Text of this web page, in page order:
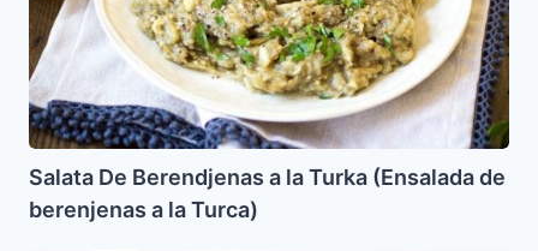
(Ensalada
de
berenjenas
a
la
Salata De Berendjenas a la Turka (Ensalada de
berenjenas a la Turca)